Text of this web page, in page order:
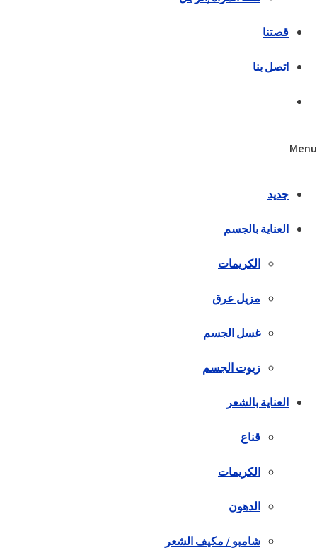
قصتنا
اتصل بنا
Menu
جديد
العناية بالجسم
الكريمات
مزيل عرق
غسل الجسم
زيوت الجسم
العناية بالشعر
قناع
الكريمات
الدهون
شامبو / مكيف الشعر